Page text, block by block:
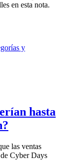
en esta nota.
hasta
las ventas
Cyber Days